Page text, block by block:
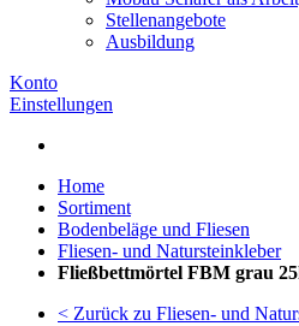
Stellenangebote
Ausbildung
Konto
Einstellungen
Home
Sortiment
Bodenbeläge und Fliesen
Fliesen- und Natursteinkleber
Fließbettmörtel FBM grau
< Zurück zu Fliesen- und